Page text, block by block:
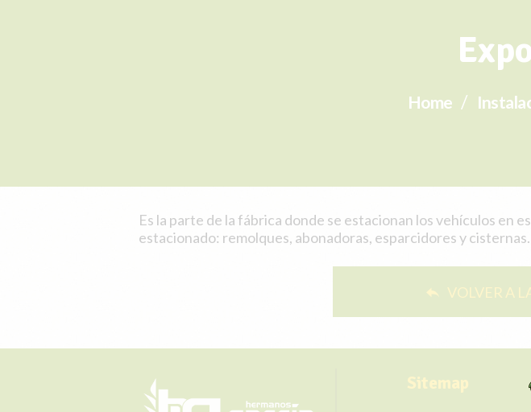
Home
Es la parte de la fábrica donde se estacionan los vehículos en
estacionado: remolques, abonadoras, esparcidores y cisternas.
VOLVER A
Sitemap